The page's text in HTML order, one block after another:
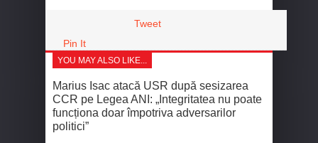
Tweet
Pin It
YOU MAY ALSO LIKE...
Marius Isac atacă USR după sesizarea
CCR pe Legea ANI: „Integritatea nu poate
funcționa doar împotriva adversarilor
politici”